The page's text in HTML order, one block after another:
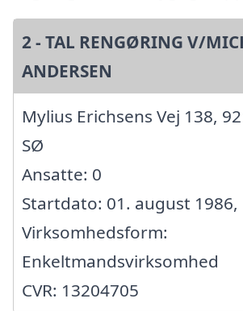
2 - TAL RENGØRING V/
ANDERSEN
Mylius Erichsens Vej 138,
SØ
Ansatte: 0
Startdato: 01. august 1986,
Virksomhedsform:
Enkeltmandsvirksomhed
CVR: 13204705